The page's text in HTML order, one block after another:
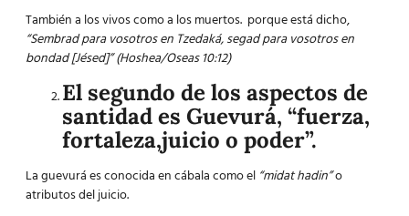
También a los vivos como a los muertos. porque está dicho,
“Sembrad para vosotros en Tzedaká, segad para vosotros en
bondad [Jésed]” (Hoshea/Oseas 10:12)
El segundo de los aspectos de
santidad es Guevurá, “fuerza,
fortaleza,juicio o poder”.
La guevurá es conocida en cábala como el “midat hadin”o
atributos del juicio.